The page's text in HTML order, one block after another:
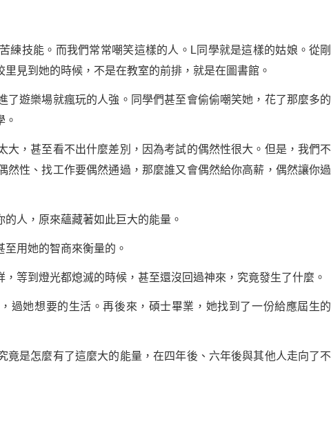
練技能。而我們常常嘲笑這樣的人。L同學就是這樣的姑娘。從剛
見到她的時候，不是在教室的前排，就是在圖書館。
遊樂場就瘋玩的人強。同學們甚至會偷偷嘲笑她，花了那麼多的
。
大，甚至看不出什麼差別，因為考試的偶然性很大。但是，我們不
性、找工作要偶然通過，那麼誰又會偶然給你高薪，偶然讓你過
人，原來蘊藏著如此巨大的能量。
用她的智商來衡量的。
等到燈光都熄滅的時候，甚至還沒回過神來，究竟發生了什麼。
過她想要的生活。再後來，碩士畢業，她找到了一份給應屆生的
是怎麼有了這麼大的能量，在四年後、六年後與其他人走向了不